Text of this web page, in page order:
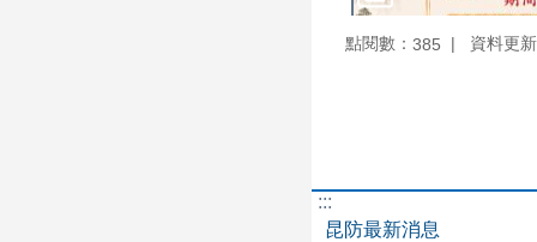
點閱數： 385 資料更
:::
昆防最新消息